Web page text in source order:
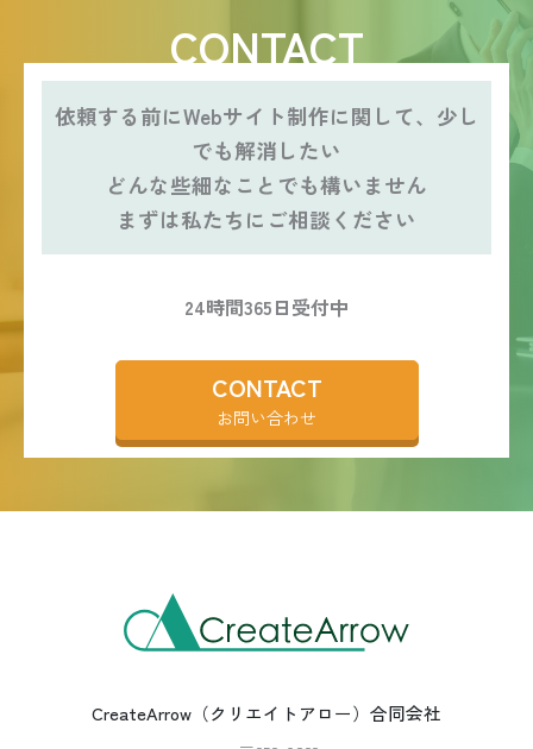
CONTACT
依頼する前にWebサイト制作に関して、少し
でも解消したい
どんな些細なことでも構いません
まずは私たちにご相談ください
24時間365日受付中
CONTACT
お問い合わせ
CreateArrow（クリエイトアロー）合同会社